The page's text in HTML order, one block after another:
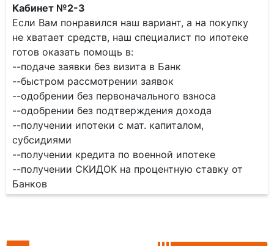
Кабинет №2-3
Если Вам понравился наш вариант, а на покупку
не хватает средств, наш специалист по ипотеке
готов оказать помощь в:
--подаче заявки без визита в Банк
--быстром рассмотрении заявок
--одобрении без первоначального взноса
--одобрении без подтверждения дохода
--получении ипотеки с мат. капиталом,
субсидиями
--получении кредита по военной ипотеке
--получении СКИДОК на процентную ставку от
Банков